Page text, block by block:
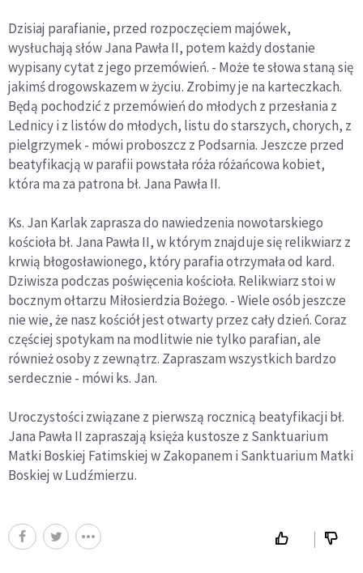
Dzisiaj parafianie, przed rozpoczęciem majówek,
wysłuchają słów Jana Pawła II, potem każdy dostanie
wypisany cytat z jego przemówień. - Może te słowa staną się
jakimś drogowskazem w życiu. Zrobimy je na karteczkach.
Będą pochodzić z przemówień do młodych z przesłania z
Lednicy i z listów do młodych, listu do starszych, chorych, z
pielgrzymek - mówi proboszcz z Podsarnia. Jeszcze przed
beatyfikacją w parafii powstała róża różańcowa kobiet,
która ma za patrona bł. Jana Pawła II.
Ks. Jan Karlak zaprasza do nawiedzenia nowotarskiego
kościoła bł. Jana Pawła II, w którym znajduje się relikwiarz z
krwią błogosławionego, który parafia otrzymała od kard.
Dziwisza podczas poświęcenia kościoła. Relikwiarz stoi w
bocznym ołtarzu Miłosierdzia Bożego. - Wiele osób jeszcze
nie wie, że nasz kościół jest otwarty przez cały dzień. Coraz
częściej spotykam na modlitwie nie tylko parafian, ale
również osoby z zewnątrz. Zapraszam wszystkich bardzo
serdecznie - mówi ks. Jan.
Uroczystości związane z pierwszą rocznicą beatyfikacji bł.
Jana Pawła II zapraszają księża kustosze z Sanktuarium
Matki Boskiej Fatimskiej w Zakopanem i Sanktuarium Matki
Boskiej w Ludźmierzu.